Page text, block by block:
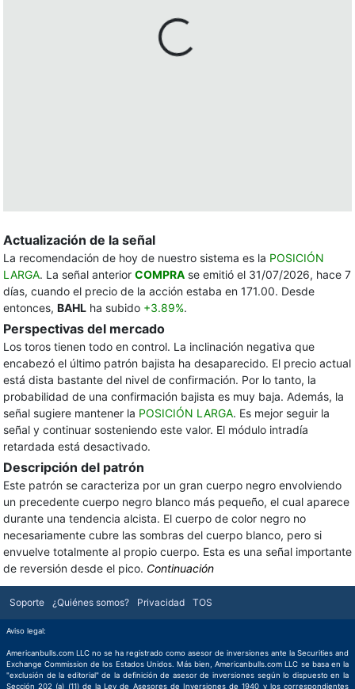
Actualización de la señal
La recomendación de hoy de nuestro sistema es la POSICIÓN
LARGA. La señal anterior COMPRA se emitió el 31/07/2026, hace 7
días, cuando el precio de la acción estaba en 171.00. Desde
entonces, BAHL ha subido +3.89%.
Perspectivas del mercado
Los toros tienen todo en control. La inclinación negativa que
encabezó el último patrón bajista ha desaparecido. El precio actual
está dista bastante del nivel de confirmación. Por lo tanto, la
probabilidad de una confirmación bajista es muy baja. Además, la
señal sugiere mantener la POSICIÓN LARGA. Es mejor seguir la
señal y continuar sosteniendo este valor. El módulo intradía
retardada está desactivado.
Descripción del patrón
Este patrón se caracteriza por un gran cuerpo negro envolviendo
un precedente cuerpo negro blanco más pequeño, el cual aparece
durante una tendencia alcista. El cuerpo de color negro no
necesariamente cubre las sombras del cuerpo blanco, pero si
envuelve totalmente al propio cuerpo. Esta es una señal importante
de reversión desde el pico. Continuación
Soporte ¿Quiénes somos? Privacidad TOS
Aviso legal:
Americanbulls.com LLC no se ha registrado como asesor de inversiones ante la Securities and
Exchange Commission de los Estados Unidos. Más bien, Americanbulls.com LLC se basa en la
"exclusión de la editorial" de la definición de asesor de inversiones según lo dispuesto en la
Sección 202 (a) (11) de la Ley de Asesores de Inversiones de 1940 y los correspondientes